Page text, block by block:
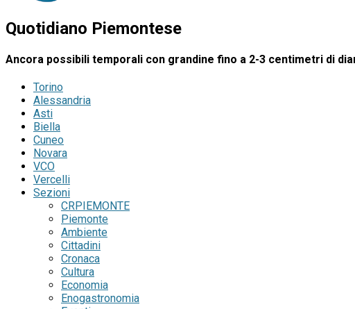
Quotidiano Piemontese
Ancora possibili temporali con grandine fino a 2-3 centimetri di
Torino
Alessandria
Asti
Biella
Cuneo
Novara
VCO
Vercelli
Sezioni
CRPIEMONTE
Piemonte
Ambiente
Cittadini
Cronaca
Cultura
Economia
Enogastronomia